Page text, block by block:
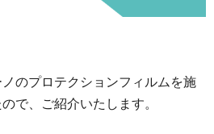
のプロテクションフィルムを施
で、ご紹介いたします。